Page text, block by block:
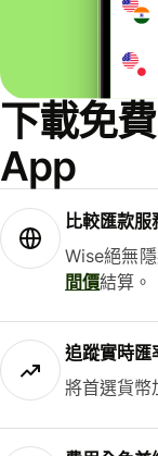
下載免
App
比較匯款
Wise絕無
間價結算。
追蹤實時匯
將首選貨幣